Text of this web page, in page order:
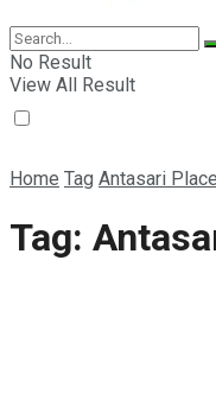
E-Magazine
No Result
View All Result
Home Tag Antasari Place
Tag: